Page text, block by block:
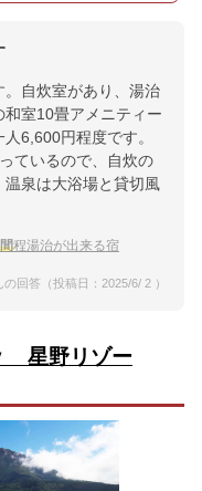
自炊室があり、湯治
室10畳アメニティー
6,600円程度です。
ているので、自炊の
泉は大浴場と貸切風
程湯治が出来る宿
回答（投稿日：2025/6/ 2 ）
星野リゾー